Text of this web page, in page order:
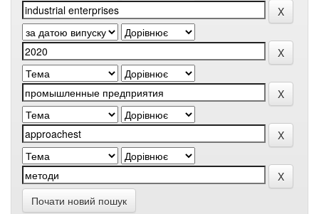
Почати новий пошук